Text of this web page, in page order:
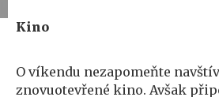
Kino
O víkendu nezapomeňte
znovuotevřené kino. Avšak